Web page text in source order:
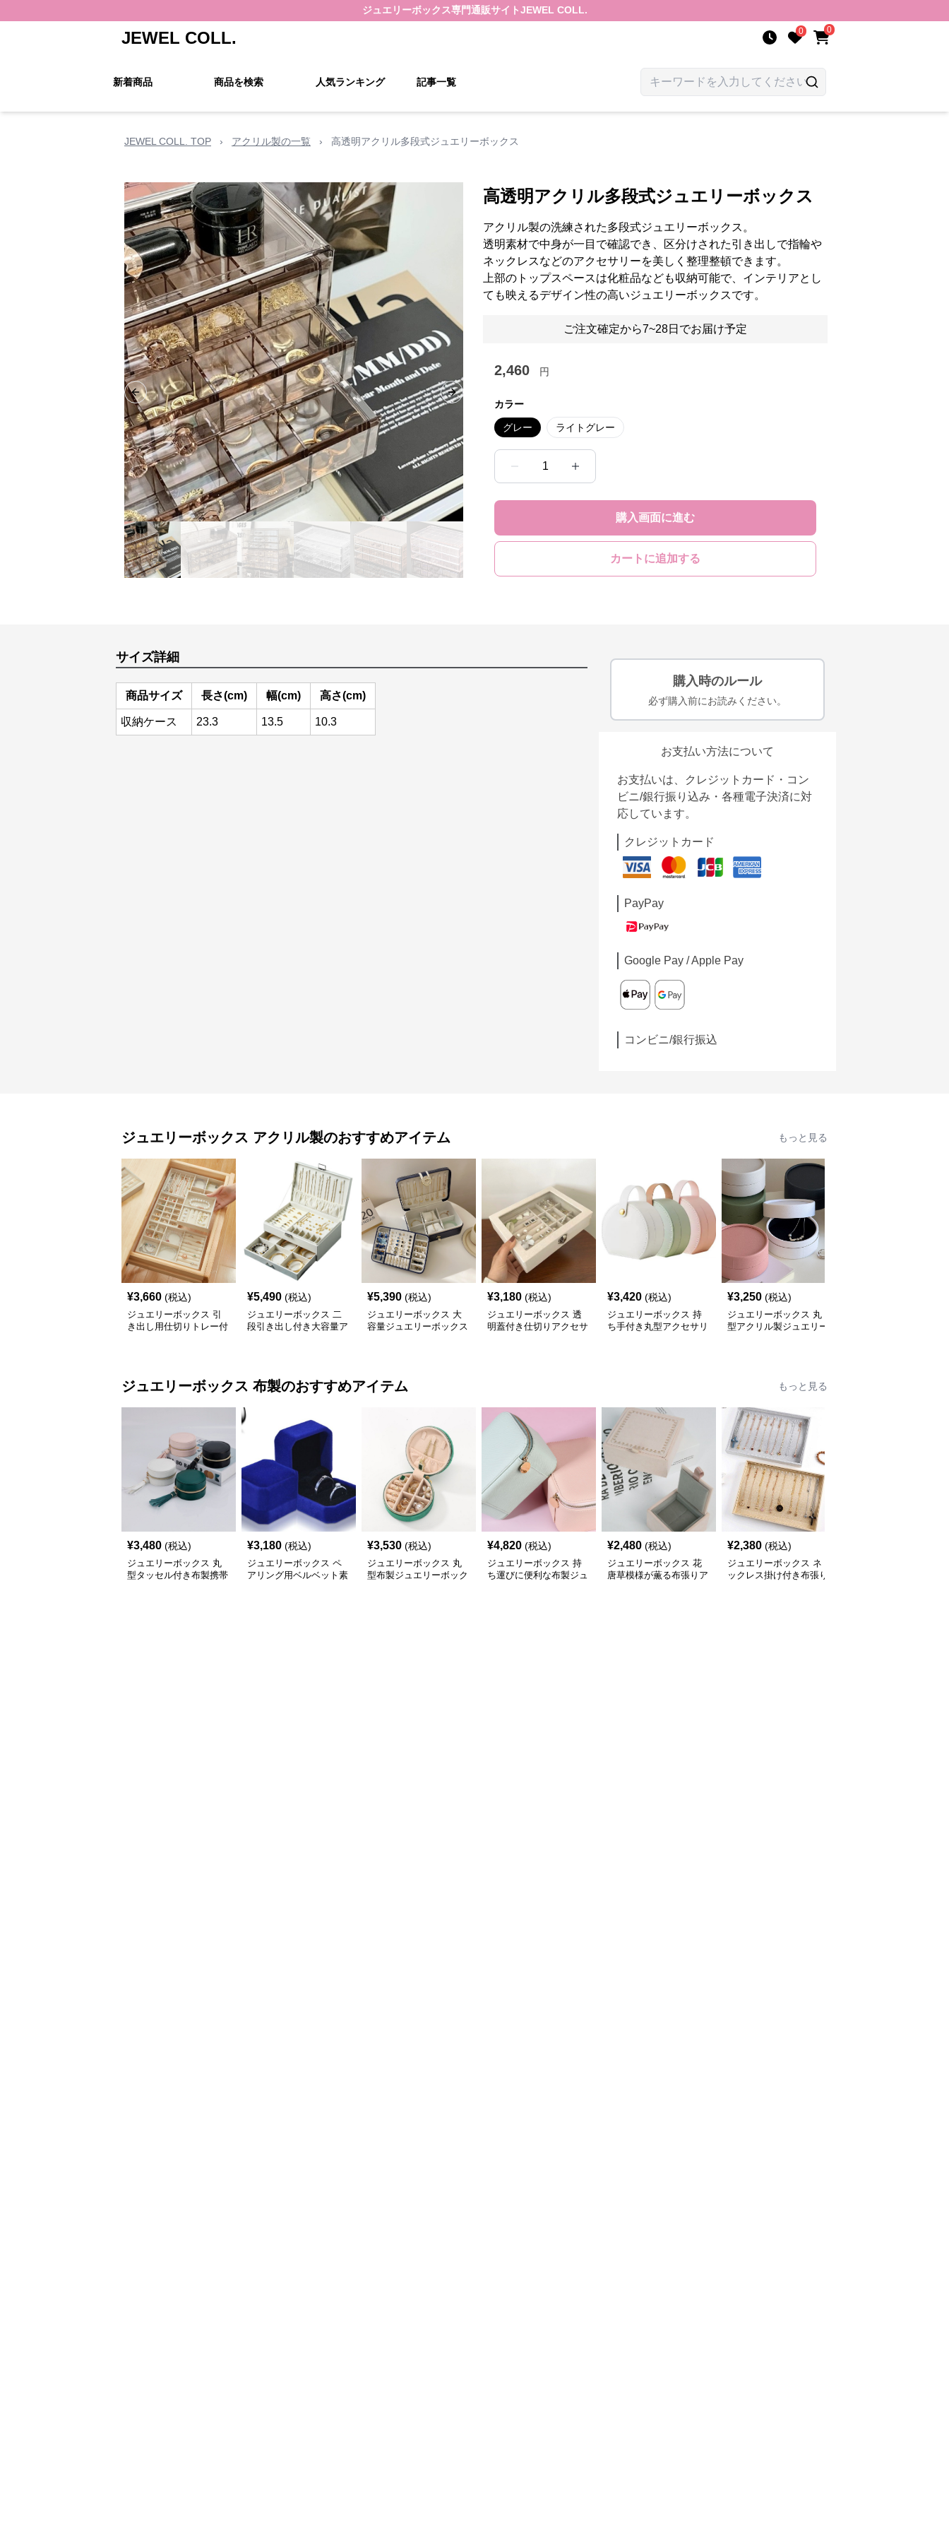
ジュエリーボックス専門通販サイトJEWEL COLL.
JEWEL COLL. 0 0
新着商品 商品を検索 人気ランキング 記事一覧
JEWEL COLL. TOP › アクリル製の一覧 › 高透明アクリル多段式ジュエリーボックス
Previous slide Next slide
高透明アクリル多段式ジュエリーボックス
アクリル製の洗練された多段式ジュエリーボックス。
透明素材で中身が一目で確認でき、区分けされた引き出しで指輪や
ネックレスなどのアクセサリーを美しく整理整頓できます。
上部のトップスペースは化粧品なども収納可能で、インテリアとし
ても映えるデザイン性の高いジュエリーボックスです。
ご注文確定から7~28日でお届け予定
2,460 円
カラー
グレー ライトグレー
1
購入画面に進む
カートに追加する
サイズ詳細
商品サイズ 長さ(cm) 幅(cm) 高さ(cm)
収納ケース 23.3 13.5 10.3
購入時のルール
必ず購入前にお読みください。
お支払い方法について
お支払いは、クレジットカード・コン
ビニ/銀行振り込み・各種電子決済に対
応しています。
クレジットカード
PayPay
Google Pay / Apple Pay
コンビニ/銀行振込
ジュエリーボックス アクリル製のおすすめアイテム もっと見る
¥3,660 (税込)
ジュエリーボックス 引
き出し用仕切りトレー付
¥5,490 (税込)
ジュエリーボックス 二
段引き出し付き大容量ア
¥5,390 (税込)
ジュエリーボックス 大
容量ジュエリーボックス
¥3,180 (税込)
ジュエリーボックス 透
明蓋付き仕切りアクセサ
¥3,420 (税込)
ジュエリーボックス 持
ち手付き丸型アクセサリ
¥3,250 (税込)
ジュエリーボックス 丸
型アクリル製ジュエリー
ジュエリーボックス 布製のおすすめアイテム もっと見る
¥3,480 (税込)
ジュエリーボックス 丸
型タッセル付き布製携帯
¥3,180 (税込)
ジュエリーボックス ペ
アリング用ベルベット素
¥3,530 (税込)
ジュエリーボックス 丸
型布製ジュエリーボック
¥4,820 (税込)
ジュエリーボックス 持
ち運びに便利な布製ジュ
¥2,480 (税込)
ジュエリーボックス 花
唐草模様が薫る布張りア
¥2,380 (税込)
ジュエリーボックス ネ
ックレス掛け付き布張り